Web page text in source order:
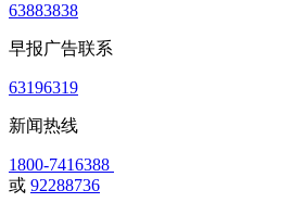
63883838
早报广告联系
63196319
新闻热线
1800-7416388
或 92288736